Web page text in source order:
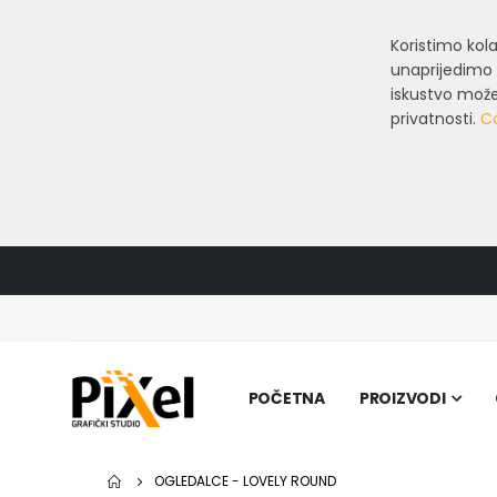
Koristimo
unaprijedimo
iskustvo
privatnosti.
POČETNA PROIZVODI
OGLEDALCE - LOVELY ROUND